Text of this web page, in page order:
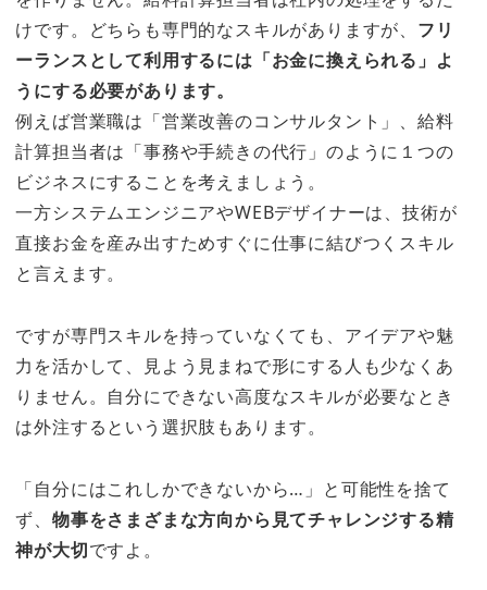
けです。どちらも専門的なスキルがありますが、 フリ
ーランスとして利用するには「お金に換えられる」よ
うにする必要があります。
例えば営業職は「営業改善のコンサルタント」、給料
計算担当者は「事務や手続きの代行」のように１つの
ビジネスにすることを考えましょう。
一方システムエンジニアやWEBデザイナーは、技術が
直接お金を産み出すためすぐに仕事に結びつくスキル
と言えます。
ですが専門スキルを持っていなくても、アイデアや魅
力を活かして、見よう見まねで形にする人も少なくあ
りません。自分にできない高度なスキルが必要なとき
は外注するという選択肢もあります。
「自分にはこれしかできないから…」と可能性を捨て
ず、 物事をさまざまな方向から見てチャレンジする精
神が大切ですよ。